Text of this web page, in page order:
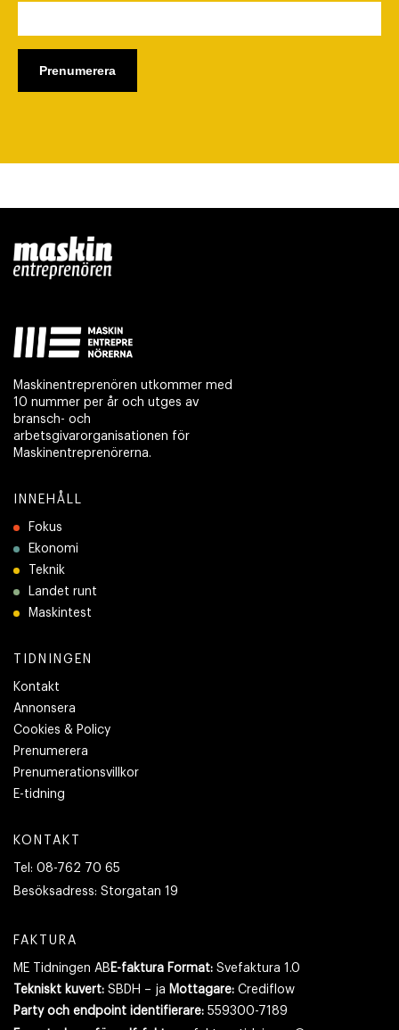
Maskinentreprenören utkommer med
10 nummer per år och utges av
bransch- och
arbetsgivarorganisationen för
Maskinentreprenörerna.
INNEHÅLL
Fokus
Ekonomi
Teknik
Landet runt
Maskintest
TIDNINGEN
Kontakt
Annonsera
Cookies & Policy
Prenumerera
Prenumerationsvillkor
E-tidning
KONTAKT
Tel: 08-762 70 65
Besöksadress: Storgatan 19
FAKTURA
ME Tidningen AB E-faktura Format: Svefaktura 1.0
Tekniskt kuvert: SBDH – ja Mottagare: Crediflow
Party och endpoint identifierare: 559300-7189